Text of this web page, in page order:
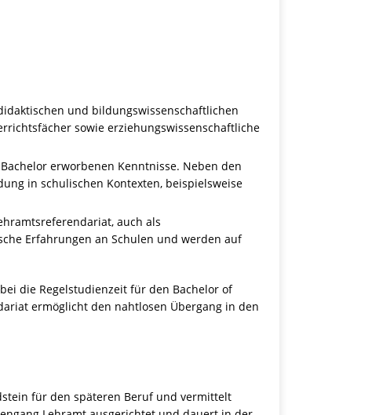
und bildungswissenschaftlichen
sowie erziehungswissenschaftliche
erworbenen Kenntnisse. Neben den
in schulischen Kontexten, beispielsweise
auch als
Erfahrungen an Schulen und werden auf
die Regelstudienzeit für den Bachelor of
ermöglicht den nahtlosen Übergang in den
für den späteren Beruf und vermittelt